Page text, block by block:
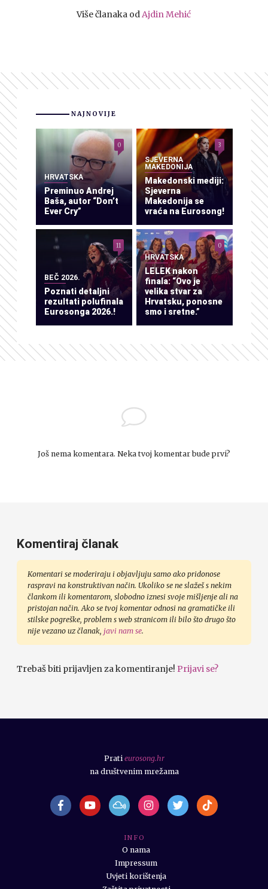
Više članaka odAjdin Mehić
NAJNOVIJE
HRVATSKA
Preminuo Andrej
Baša, autor “Don’t
Ever Cry”
0
SJEVERNA
MAKEDONIJA
Makedonski mediji:
Sjeverna
Makedonija se
vraća na Eurosong!
3
BEČ 2026.
Poznati detaljni
rezultati polufinala
Eurosonga 2026.!
11
HRVATSKA
LELEK nakon
finala: “Ovo je
velika stvar za
Hrvatsku, ponosne
smo i sretne.”
0
Još nema komentara. Neka tvoj komentar bude prvi?
Komentiraj članak
Komentari se moderiraju i objavljuju samo ako pridonose
raspravi na konstruktivan način. Ukoliko se ne slažeš s nekim
člankom ili komentarom, slobodno iznesi svoje mišljenje ali na
pristojan način. Ako se tvoj komentar odnosi na gramatičke ili
stilske pogreške, problem s web stranicom ili bilo što drugo što
nije vezano uz članak, javi nam se.
Trebaš biti prijavljen za komentiranje! Prijavi se?
I N F O
O nama
Impressum
Uvjeti korištenja
Prati eurosong.hr
na društvenim mrežama